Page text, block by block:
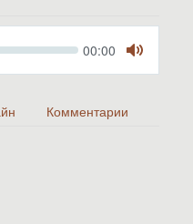
Current
00:00
Mute
Комментарии